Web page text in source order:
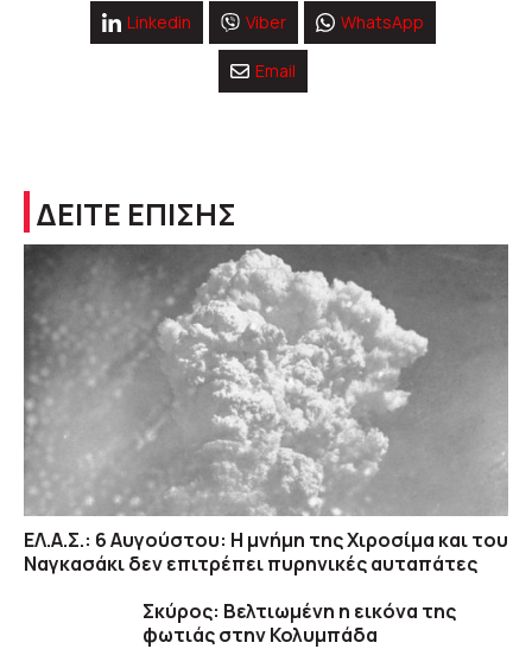
Linkedin Viber WhatsApp
Email
ΔΕΙΤΕ ΕΠΙΣΗΣ
ΕΛ.Α.Σ.: 6 Αυγούστου: Η μνήμη της Χιροσίμα και του
Ναγκασάκι δεν επιτρέπει πυρηνικές αυταπάτες
Σκύρος: Βελτιωμένη η εικόνα της
φωτιάς στην Κολυμπάδα